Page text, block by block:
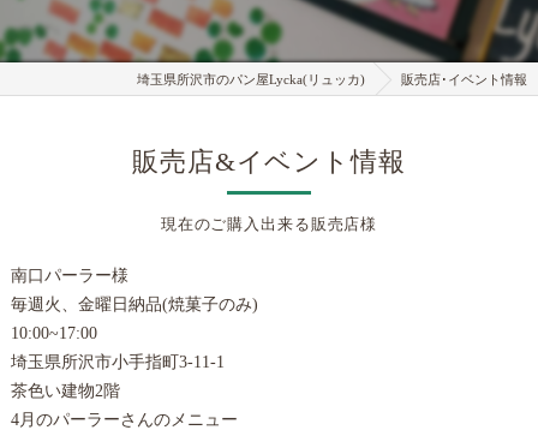
埼玉県所沢市のパン屋Lycka(リュッカ) 販売店･イベント情報
販売店&イベント情報
現在のご購入出来る販売店様
南口パーラー様
毎週火、金曜日納品(焼菓子のみ)
10:00~17:00
埼玉県所沢市小手指町3-11-1
茶色い建物2階
4月のパーラーさんのメニュー